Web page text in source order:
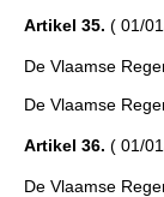
Artikel 35. ( 01/
De Vlaamse
De Vlaamse
Artikel 36. ( 01/
De Vlaamse